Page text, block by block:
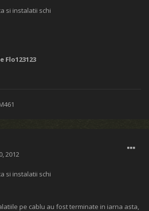
si instalatii schi
Flo123123
2012
si instalatii schi
pe cablu au fost terminate in iarna asta,